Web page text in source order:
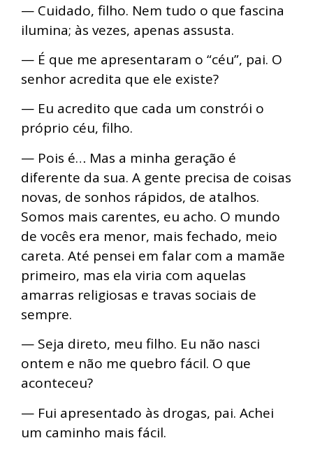
— Cuidado, filho. Nem tudo o que fascina
ilumina; às vezes, apenas assusta.
— É que me apresentaram o “céu”, pai. O
senhor acredita que ele existe?
— Eu acredito que cada um constrói o
próprio céu, filho.
— Pois é… Mas a minha geração é
diferente da sua. A gente precisa de coisas
novas, de sonhos rápidos, de atalhos.
Somos mais carentes, eu acho. O mundo
de vocês era menor, mais fechado, meio
careta. Até pensei em falar com a mamãe
primeiro, mas ela viria com aquelas
amarras religiosas e travas sociais de
sempre.
— Seja direto, meu filho. Eu não nasci
ontem e não me quebro fácil. O que
aconteceu?
— Fui apresentado às drogas, pai. Achei
um caminho mais fácil.